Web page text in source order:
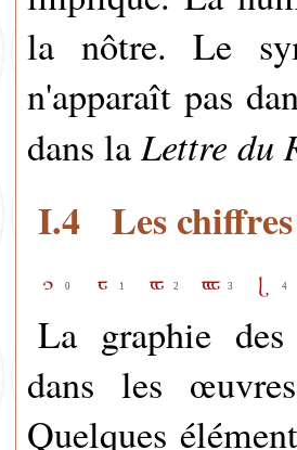
la nôtre. Le
n'apparaît pas
dans laLettre du
I.4 Les chiffres
0 1 2 3 4
La graphie
dans les
Quelques